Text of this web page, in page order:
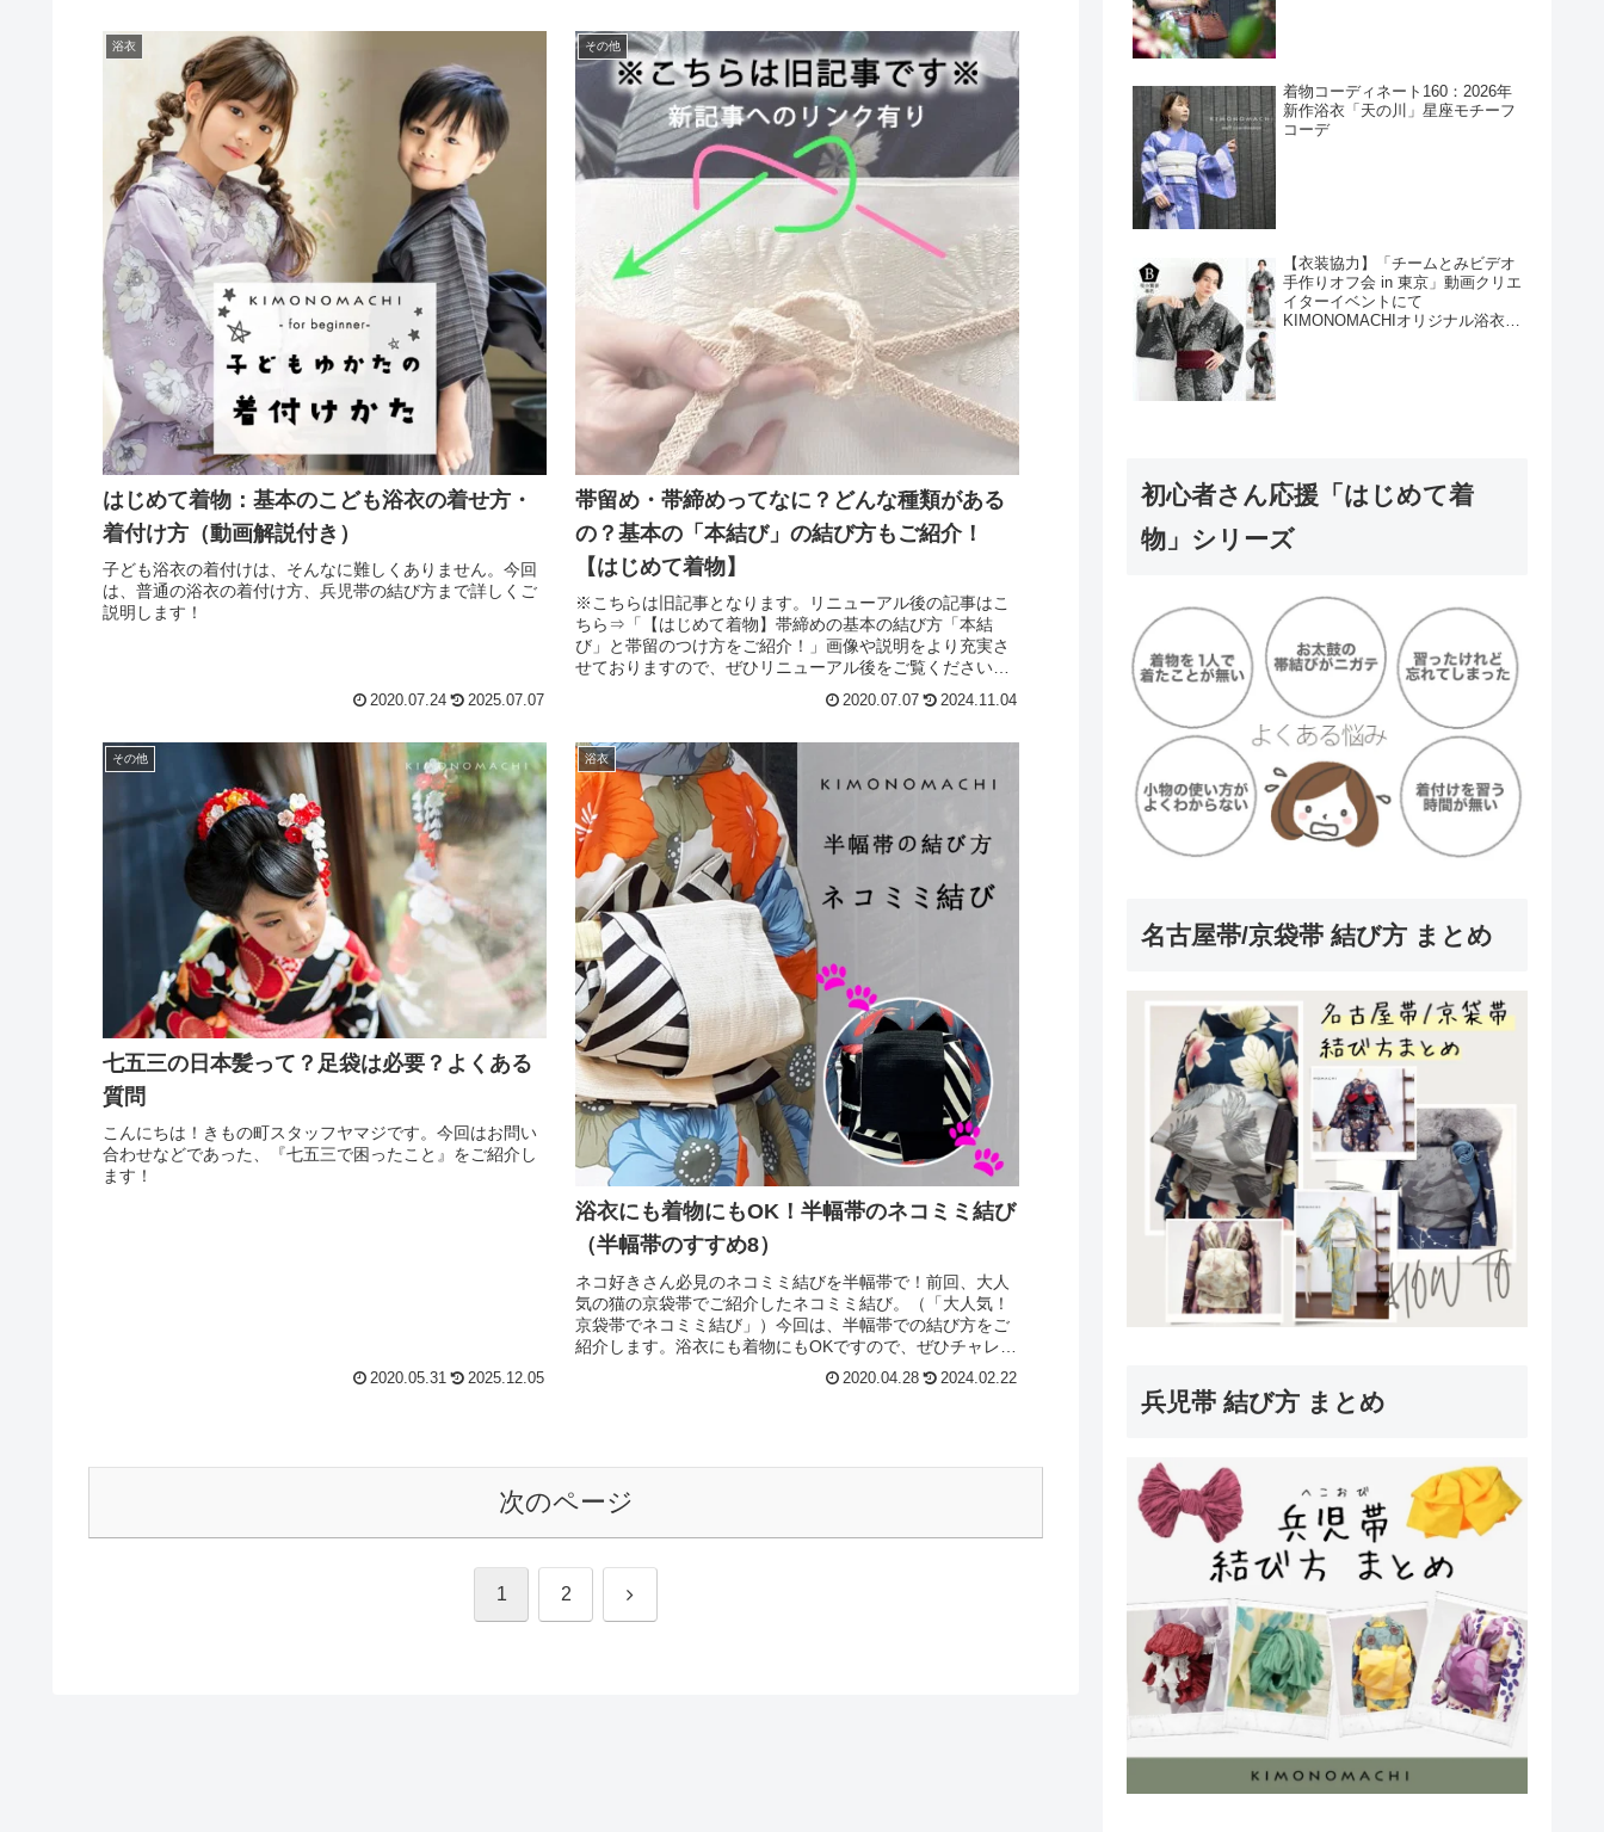
浴衣
はじめて着物：基本のこども浴衣の着せ方・
着付け方（動画解説付き）
子ども浴衣の着付けは、そんなに難しくありません。今回
は、普通の浴衣の着付け方、兵児帯の結び方まで詳しくご
説明します！
2020.07.24 2025.07.07
その他
帯留め・帯締めってなに？どんな種類がある
の？基本の「本結び」の結び方もご紹介！
【はじめて着物】
※こちらは旧記事となります。リニューアル後の記事はこ
ちら⇒「【はじめて着物】帯締めの基本の結び方「本結
び」と帯留のつけ方をご紹介！」画像や説明をより充実さ
せておりますので、ぜひリニューアル後をご覧ください。
浴衣や着物に慣れてくると、だんだん...
2020.07.07 2024.11.04
その他
七五三の日本髪って？足袋は必要？よくある
質問
こんにちは！きもの町スタッフヤマジです。今回はお問い
合わせなどであった、『七五三で困ったこと』をご紹介し
ます！
2020.05.31 2025.12.05
浴衣
浴衣にも着物にもOK！半幅帯のネコミミ結び
（半幅帯のすすめ8）
ネコ好きさん必見のネコミミ結びを半幅帯で！前回、大人
気の猫の京袋帯でご紹介したネコミミ結び。（「大人気！
京袋帯でネコミミ結び」）今回は、半幅帯での結び方をご
紹介します。浴衣にも着物にもOKですので、ぜひチャレン
ジしていただければと思います！...
2020.04.28 2024.02.22
次のページ
1 2 次
着物コーディネート160：2026年
新作浴衣「天の川」星座モチーフ
コーデ
【衣装協力】「チームとみビデオ
手作りオフ会 in 東京」動画クリエ
イターイベントにて
KIMONOMACHIオリジナル浴衣を
初心者さん応援「はじめて着
物」シリーズ
名古屋帯/京袋帯 結び方 まとめ
兵児帯 結び方 まとめ